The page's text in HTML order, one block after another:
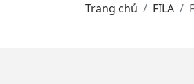
Trang chủ FILA